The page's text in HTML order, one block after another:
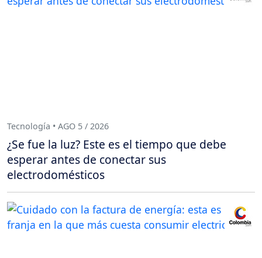
Tecnología • AGO 5 / 2026
¿Se fue la luz? Este es el tiempo que debe
esperar antes de conectar sus
electrodomésticos